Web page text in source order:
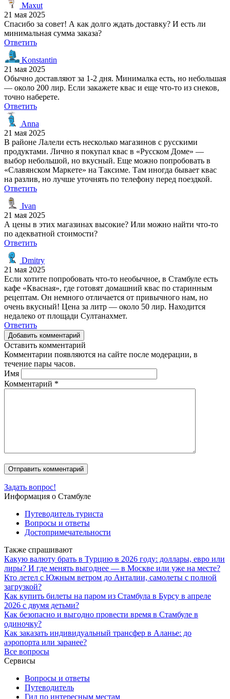
Maxut
21 мая 2025
Спасибо за совет! А как долго ждать доставку? И есть ли
минимальная сумма заказа?
Ответить
Konstantin
21 мая 2025
Обычно доставляют за 1-2 дня. Минималка есть, но небольшая
— около 200 лир. Если закажете квас и еще что-то из снеков,
точно наберете.
Ответить
Anna
21 мая 2025
В районе Лалели есть несколько магазинов с русскими
продуктами. Лично я покупал квас в «Русском Доме» —
выбор небольшой, но вкусный. Еще можно попробовать в
«Славянском Маркете» на Таксиме. Там иногда бывает квас
на разлив, но лучше уточнять по телефону перед поездкой.
Ответить
Ivan
21 мая 2025
А цены в этих магазинах высокие? Или можно найти что-то
по адекватной стоимости?
Ответить
Dmitry
21 мая 2025
Если хотите попробовать что-то необычное, в Стамбуле есть
кафе «Квасная», где готовят домашний квас по старинным
рецептам. Он немного отличается от привычного нам, но
очень вкусный! Цена за литр — около 50 лир. Находится
недалеко от площади Султанахмет.
Ответить
Добавить комментарий
Оставить комментарий
Комментарии появляются на сайте после модерации, в
течение пары часов.
Имя
Комментарий *
Задать вопрос!
Информация о Стамбуле
Путеводитель туриста
Вопросы и ответы
Достопримечательности
Также спрашивают
Какую валюту брать в Турцию в 2026 году: доллары, евро или
лиры? И где менять выгоднее — в Москве или уже на месте?
Кто летел с Южным ветром до Анталии, самолеты с полной
загрузкой?
Как купить билеты на паром из Стамбула в Бурсу в апреле
2026 с двумя детьми?
Как безопасно и выгодно провести время в Стамбуле в
одиночку?
Как заказать индивидуальный трансфер в Аланье: до
аэропорта или заранее?
Все вопросы
Сервисы
Вопросы и ответы
Путеводитель
Гид по интересным местам